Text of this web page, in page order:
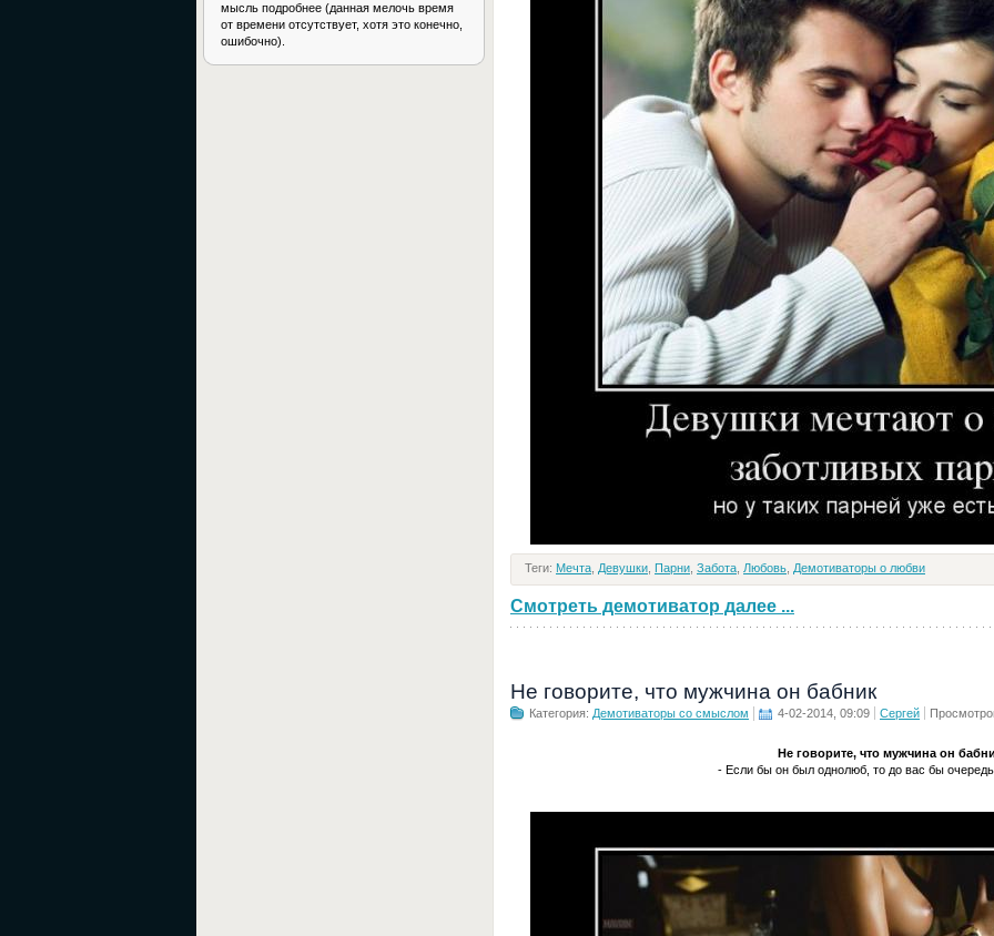
Теги: Мечта Девушки Парни Забота Любовь Демотиваторы о любви
Смотреть демотиватор далее ...
Не говорите, что мужчина он бабник
Категория: Демотиваторы со смыслом 4-02-2014, 09:09 Сергей
Не говорите, что мужчина он
- Если бы он был однолюб, то до вас бы
мысль подробнее (данная мелочь время
от времени отсутствует, хотя это конечно,
ошибочно).